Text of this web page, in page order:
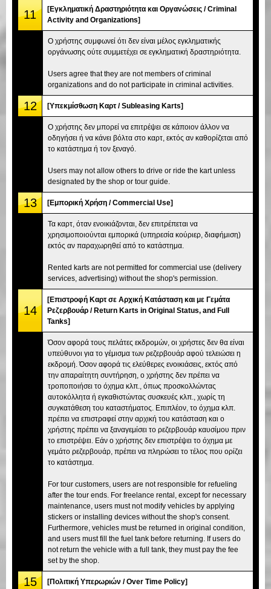
11
[Εγκληματική Δραστηριότητα και Οργανώσεις / Criminal
Activity and Organizations]
Ο χρήστης συμφωνεί ότι δεν είναι μέλος εγκληματικής
οργάνωσης ούτε συμμετέχει σε εγκληματική δραστηριότητα.
Users agree that they are not members of criminal
organizations and do not participate in criminal activities.
12 [Υπεκμίσθωση Καρτ / Subleasing Karts]
Ο χρήστης δεν μπορεί να επιτρέψει σε κάποιον άλλον να
οδηγήσει ή να κάνει βόλτα στο καρτ, εκτός αν καθορίζεται από
το κατάστημα ή τον ξεναγό.
Users may not allow others to drive or ride the kart unless
designated by the shop or tour guide.
13 [Εμπορική Χρήση / Commercial Use]
Τα καρτ, όταν ενοικιάζονται, δεν επιτρέπεται να
χρησιμοποιούνται εμπορικά (υπηρεσία κούριερ, διαφήμιση)
εκτός αν παραχωρηθεί από το κατάστημα.
Rented karts are not permitted for commercial use (delivery
services, advertising) without the shop's permission.
14
[Επιστροφή Καρτ σε Αρχική Κατάσταση και με Γεμάτα
Ρεζερβουάρ / Return Karts in Original Status, and Full
Tanks]
Όσον αφορά τους πελάτες εκδρομών, οι χρήστες δεν θα είναι
υπεύθυνοι για το γέμισμα των ρεζερβουάρ αφού τελειώσει η
εκδρομή. Όσον αφορά τις ελεύθερες ενοικιάσεις, εκτός από
την απαραίτητη συντήρηση, ο χρήστης δεν πρέπει να
τροποποιήσει το όχημα κλπ., όπως προσκολλώντας
αυτοκόλλητα ή εγκαθιστώντας συσκευές κλπ., χωρίς τη
συγκατάθεση του καταστήματος. Επιπλέον, το όχημα κλπ.
πρέπει να επιστραφεί στην αρχική του κατάσταση και ο
χρήστης πρέπει να ξαναγεμίσει το ρεζερβουάρ καυσίμου πριν
το επιστρέψει. Εάν ο χρήστης δεν επιστρέψει το όχημα με
γεμάτο ρεζερβουάρ, πρέπει να πληρώσει το τέλος που ορίζει
το κατάστημα.
For tour customers, users are not responsible for refueling
after the tour ends. For freelance rental, except for necessary
maintenance, users must not modify vehicles by applying
stickers or installing devices without the shop's consent.
Furthermore, vehicles must be returned in original condition,
and users must fill the fuel tank before returning. If users do
not return the vehicle with a full tank, they must pay the fee
set by the shop.
15 [Πολιτική Υπερωριών / Over Time Policy]